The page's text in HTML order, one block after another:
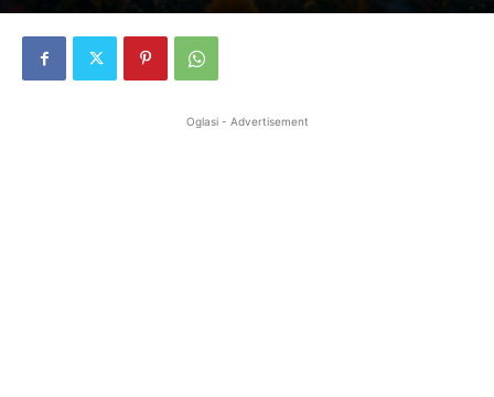
Oglasi - Advertisement